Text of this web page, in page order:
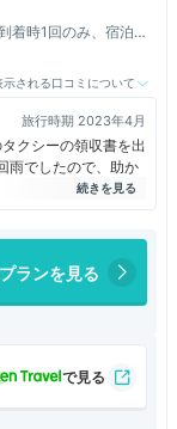
着時1回のみ、宿泊の
示される口コミについて
旅行時期 2023年4月
クシーの領収書を出
雨でしたので、助か
ったことないです
ランを見る